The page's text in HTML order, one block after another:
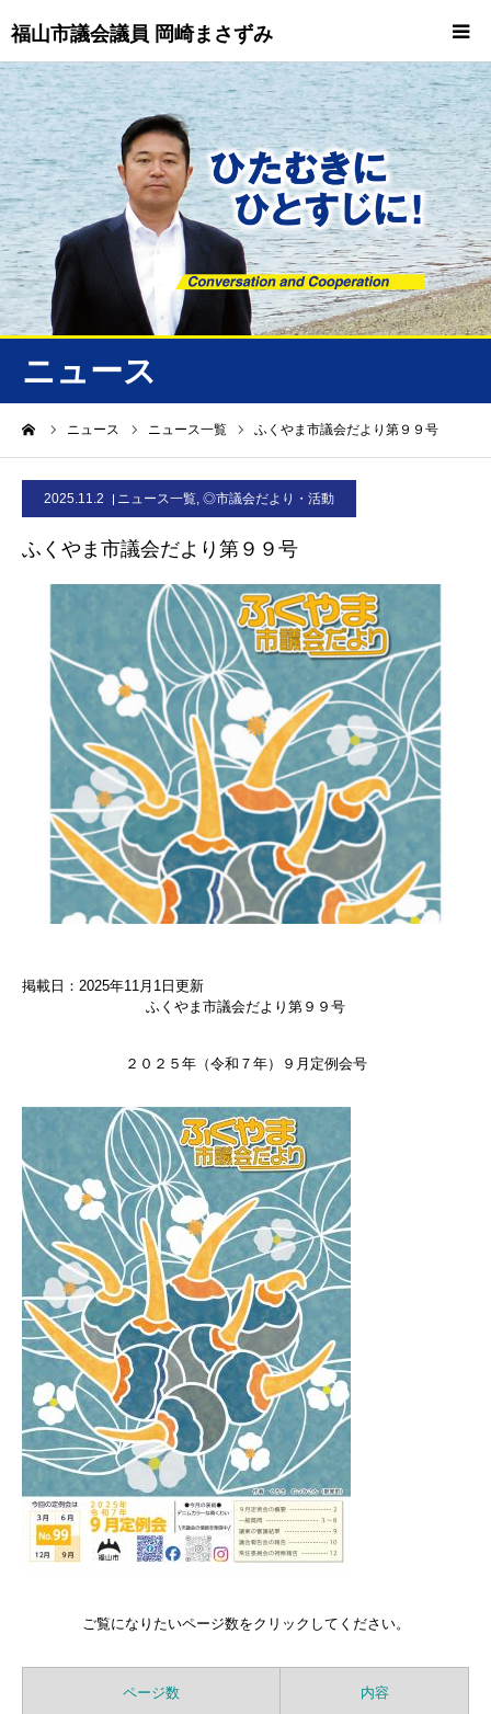
福山市議会議員 岡崎まさずみ
ニュース
ニュース ニュース一覧 ふくやま市議会だより第９９号
2025.11.2 ニュース一覧, ◎市議会だより・活動
ふくやま市議会だより第９９号
掲載日：2025年11月1日更新
ふくやま市議会だより第９９号
２０２５年（令和７年）９月定例会号
ご覧になりたいページ数をクリックしてください。
ページ数 内容
HOME
重要情報
プロフィール
ニュース/トピックス
ニュース